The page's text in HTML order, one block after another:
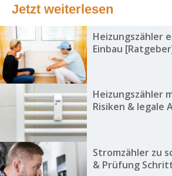
Jetzt weiterlesen
Heizungszähler
Einbau
Heizungszähler
Risiken & legale
Stromzähler zu
& Prüfung